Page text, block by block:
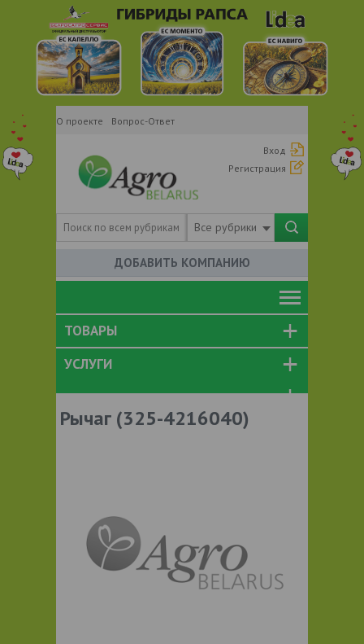
О проекте Вопрос-Ответ
Вход
Регистрация
Все рубрики
ДОБАВИТЬ КОМПАНИЮ
ТОВАРЫ
УСЛУГИ
Рычаг (325-4216040)